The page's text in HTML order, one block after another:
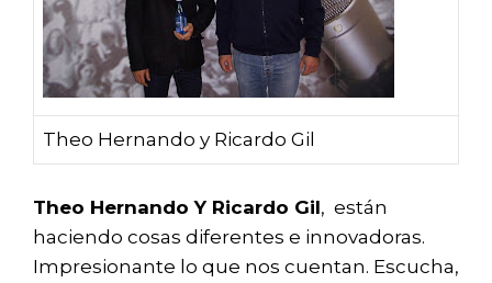
Theo Hernando y Ricardo Gil
Theo Hernando Y Ricardo Gil, están
haciendo cosas diferentes e innovadoras.
Impresionante lo que nos cuentan. Escucha,